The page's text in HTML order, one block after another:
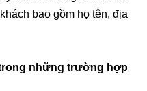
bao gồm họ tên, địa
những trường hợp